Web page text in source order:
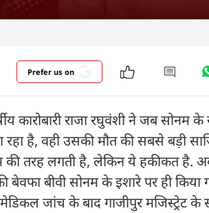
Prefer us on
कारोबारी राजा रघुवंशी ने जब सोनम के
है, वही उसकी मौत की सबसे बड़ी
की तरह लगती है, लेकिन ये हकीकत है.
बीवी सोनम के इशारे पर ही किया
जांच के बाद गाजीपुर मजिस्ट्रेट